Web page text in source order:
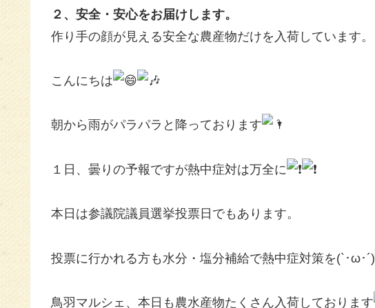
２、安全・安心をお届けします。
作り手の顔が見える安全な農産物だけを入荷しています。
こんにちは
朝から雨がパラパラと降っております
１日、曇りの予報ですが熱中症対は万全に
本日は参議院議員選挙投票日でもあります。
投票に行かれる方も水分・塩分補給で熱中症対策を(`･ω･´)
鳥羽マルシェ、本日も農水産物たくさん入荷しております